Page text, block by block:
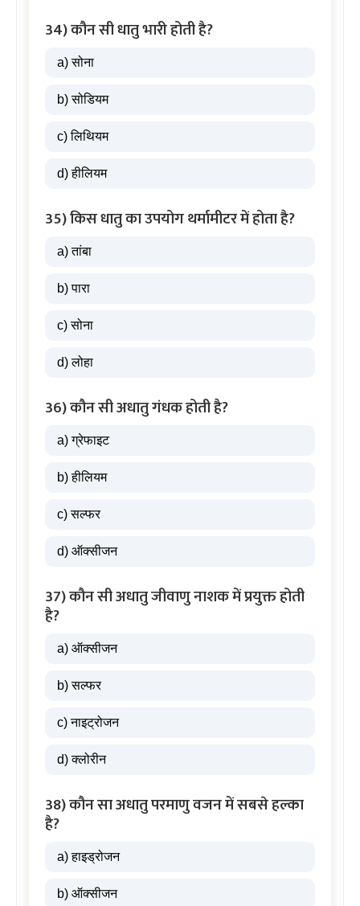
34) कौन सी धातु भारी होती है?
a) सोना
b) सोडियम
c) लिथियम
d) हीलियम
35) किस धातु का उपयोग थर्मामीटर में होता है?
a) तांबा
b) पारा
c) सोना
d) लोहा
36) कौन सी अधातु गंधक होती है?
a) ग्रेफाइट
b) हीलियम
c) सल्फर
d) ऑक्सीजन
37) कौन सी अधातु जीवाणु नाशक में प्रयुक्त होती
है?
a) ऑक्सीजन
b) सल्फर
c) नाइट्रोजन
d) क्लोरीन
38) कौन सा अधातु परमाणु वजन में सबसे हल्का
है?
a) हाइड्रोजन
b) ऑक्सीजन